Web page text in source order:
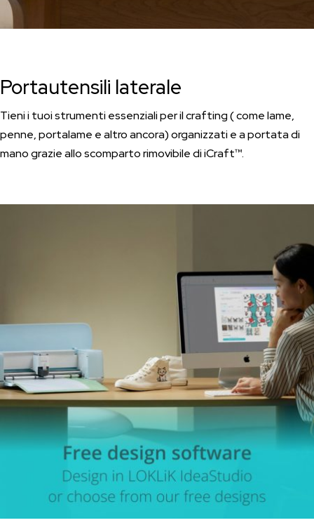
Portautensili laterale
Tieni i tuoi strumenti essenziali per il crafting ( come lame,
penne, portalame e altro ancora) organizzati e a portata di
mano grazie allo scomparto rimovibile di iCraft™.